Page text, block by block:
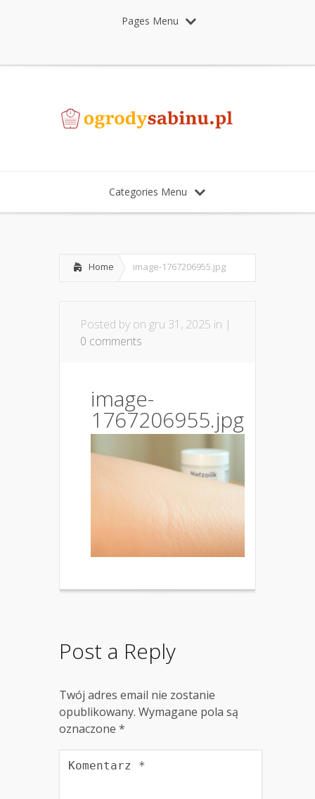
Pages Menu
Categories Menu
Home image-1767206955.jpg
Posted by on gru 31, 2025 in |
0 comments
image-
1767206955.jpg
Post a Reply
Twój adres email nie zostanie
opublikowany. Wymagane pola są
oznaczone *